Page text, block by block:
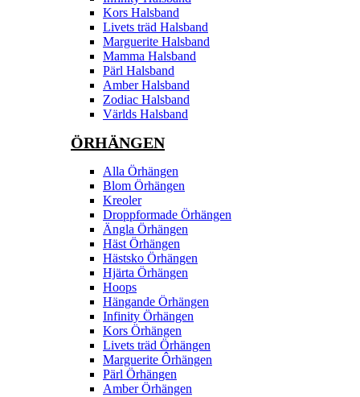
Kors Halsband
Livets träd Halsband
Marguerite Halsband
Mamma Halsband
Pärl Halsband
Amber Halsband
Zodiac Halsband
Världs Halsband
ÖRHÄNGEN
Alla Örhängen
Blom Örhängen
Kreoler
Droppformade Örhängen
Ängla Örhängen
Häst Örhängen
Hästsko Örhängen
Hjärta Örhängen
Hoops
Hängande Örhängen
Infinity Örhängen
Kors Örhängen
Livets träd Örhängen
Marguerite Ôrhängen
Pärl Örhängen
Amber Örhängen